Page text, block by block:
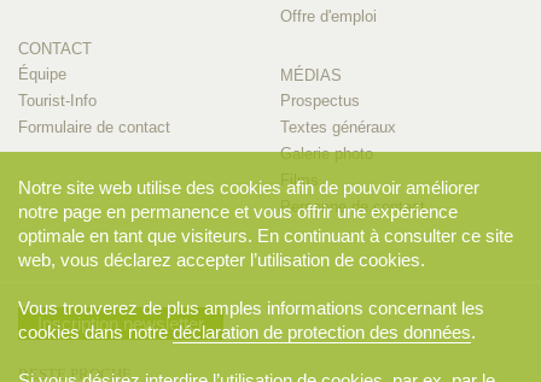
CONTACT
Équipe
Tourist-Info
Formulaire de contact
Offre d'emploi
MÉDIAS
Prospectus
Textes généraux
Galerie photo
Films
Personne de contact
Inscription newsletter
RESTE PROCHE
Notre site web utilise des cookies afin de pouvoir améliorer
notre page en permanence et vous offrir une expérience
optimale en tant que visiteurs. En continuant à consulter ce site
web, vous déclarez accepter l’utilisation de cookies.
Vous trouverez de plus amples informations concernant les
cookies dans notredéclaration de protection des données.